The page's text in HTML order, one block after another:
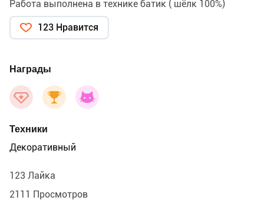
Работа выполнена в технике батик ( шёлк 100%)
123 Нравится
Награды
Техники
Декоративный
123 Лайка
2111 Просмотров